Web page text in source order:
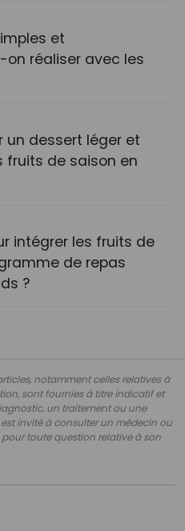
et
réaliser avec les
un dessert léger et
de saison en
intégrer les fruits de
de repas
?
notamment celles relatives à
sont fournies à titre indicatif et
un traitement ou une
invité à consulter un médecin ou
toute question relative à son